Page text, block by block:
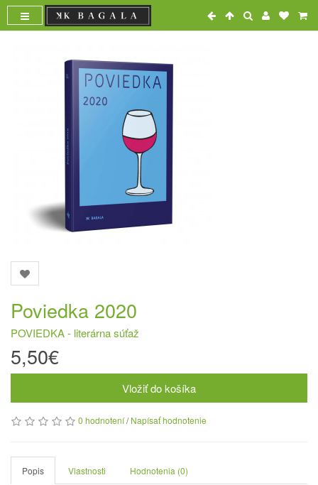
Poviedka 2020
POVIEDKA - literárna súťaž
5,50€
Vložiť do košíka
0 hodnotení/Napísať hodnotenie
Popis Vlastnosti Hodnotenia (0)